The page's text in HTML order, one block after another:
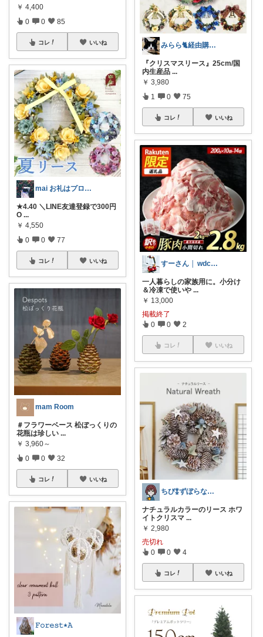
￥ 4,400
0 0 85
コレ いいね
mai お礼はプロフに𓅯𖤣𖥧✳︎
★4.40 ＼LINE友達登録で300円
O ...
￥ 4,550
0 0 77
コレ いいね
mam Room
＃フラワーベース 松ぼっくりの
花瓶は珍しい ...
￥ 3,960～
0 0 32
コレ いいね
𝙵𝚘𝚛𝚎𝚜𝚝٭𝙰
みらら🐈経由購入感謝です(*´ω｀人)
『クリスマスリース』25cm/国
内生産品 ...
￥ 3,980
1 0 75
コレ いいね
すーさん │ wdcbm555
一人暮らしの家族用に。小分け
＆冷凍で使いや ...
￥ 13,000
掲載終了
0 0 2
コレ いいね
ちび⁑ずぼらなワーママ＊生活雑貨
ナチュラルカラーのリース ホワ
イトクリスマ ...
￥ 2,980
売切れ
0 0 4
コレ いいね